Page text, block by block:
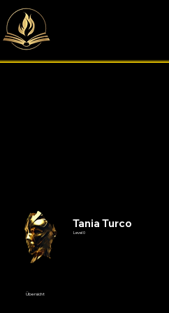
Übersicht
Tania Turco
Level 0